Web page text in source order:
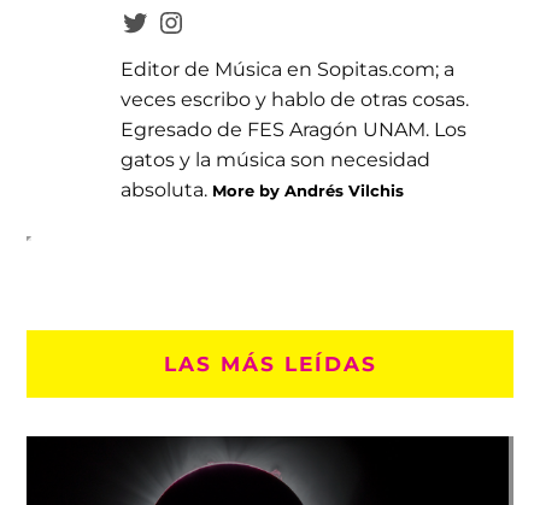
Editor de Música en Sopitas.com; a
veces escribo y hablo de otras cosas.
Egresado de FES Aragón UNAM. Los
gatos y la música son necesidad
absoluta. More by Andrés Vilchis
LAS MÁS LEÍDAS